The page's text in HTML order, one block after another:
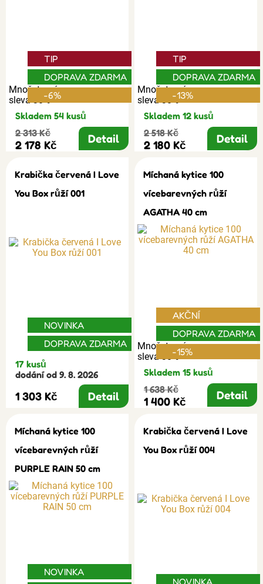
Množstevní
sleva 30%
TIP
DOPRAVA ZDARMA
-6%
Skladem 54 kusů
2 313 Kč
2 178 Kč Detail
Množstevní
sleva 30%
TIP
DOPRAVA ZDARMA
-13%
Skladem 12 kusů
2 518 Kč
2 180 Kč Detail
Krabička červená I Love
You Box růží 001
NOVINKA
DOPRAVA ZDARMA
17 kusů
dodání od 9. 8. 2026
1 303 Kč Detail
Míchaná kytice 100
vícebarevných růží
AGATHA 40 cm
Množstevní
sleva 30%
AKČNÍ
DOPRAVA ZDARMA
-15%
Skladem 15 kusů
1 638 Kč
1 400 Kč Detail
Míchaná kytice 100
vícebarevných růží
PURPLE RAIN 50 cm
NOVINKA
Krabička červená I Love
You Box růží 004
NOVINKA